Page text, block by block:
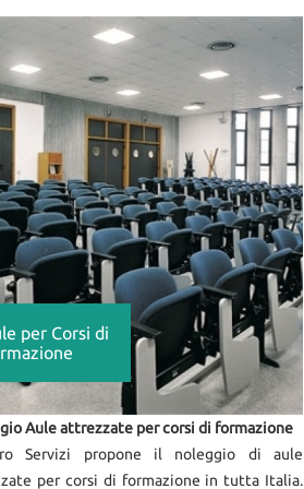
per Corsi di
Aule attrezzate per corsi di formazione
Servizi propone il noleggio di aule
per corsi di formazione in tutta Italia.